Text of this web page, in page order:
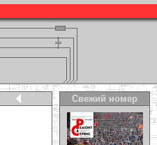
Свежий номер